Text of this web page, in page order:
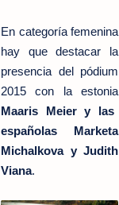
En categoría femenina
hay que destacar la
presencia del pódium
2015 con la estonia
Maaris Meier y las
españolas Marketa
Michalkova y Judith
Viana.